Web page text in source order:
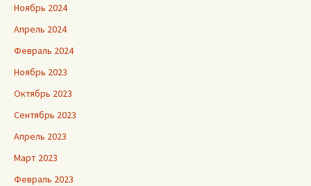
Ноябрь 2024
Апрель 2024
Февраль 2024
Ноябрь 2023
Октябрь 2023
Сентябрь 2023
Апрель 2023
Март 2023
Февраль 2023